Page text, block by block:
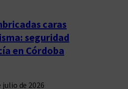
caras
seguridad
en Córdoba
julio de 2026